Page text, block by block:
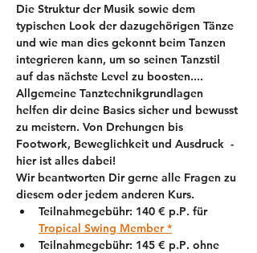
Die Struktur der Musik sowie dem
typischen Look der dazugehörigen Tänze
und wie man dies gekonnt beim Tanzen
integrieren kann, um so seinen Tanzstil
auf das nächste Level zu boosten....
Allgemeine Tanztechnikgrundlagen
helfen dir deine Basics sicher und bewusst
zu meistern. Von Drehungen bis
Footwork, Beweglichkeit und Ausdruck  -
hier ist alles dabei!
Wir beantworten Dir gerne alle Fragen zu
diesem oder jedem anderen Kurs.
Teilnahmegebühr: 140 € p.P. für
Tropical Swing Member *
Teilnahmegebühr: 145 € p.P. ohne